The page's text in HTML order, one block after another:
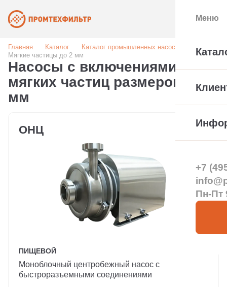
Главная Каталог
Каталог промышленных насосов
Мягкие частицы до 2 мм
Насосы с включениями
мягких частиц размером до 2
мм
ОНЦ
ПИЩЕВОЙ
Моноблочный центробежный насос с
быстроразъемными соединениями
Меню
+7
Пн-Пт